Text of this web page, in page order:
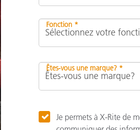
Fonction *
Êtes-vous une marque? *
Je permets à X-Rite de